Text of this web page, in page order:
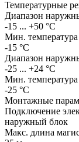
Температурные
Диапазон
-15 ... +50 °C
Мин.
-15 °С
Диапазон
-25 ... +24 °С
Мин.
-25 °С
Монтажные
Подключение
наружный блок
Макс. длина